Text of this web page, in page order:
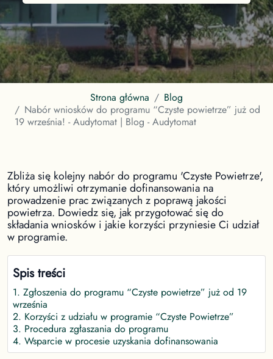
Strona główna
Blog
Nabór wniosków do programu “Czyste powietrze” już od
19 września! - Audytomat | Blog - Audytomat
Zbliża się kolejny nabór do programu 'Czyste Powietrze',
który umożliwi otrzymanie dofinansowania na
prowadzenie prac związanych z poprawą jakości
powietrza. Dowiedz się, jak przygotować się do
składania wniosków i jakie korzyści przyniesie Ci udział
w programie.
Spis treści
1. Zgłoszenia do programu “Czyste powietrze” już od 19
września
2. Korzyści z udziału w programie “Czyste Powietrze”
3. Procedura zgłaszania do programu
4. Wsparcie w procesie uzyskania dofinansowania